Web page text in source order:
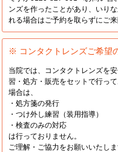
ンズを作ったことがあり、いり
れる場合はご予約を取らずにご来
※ コンタクトレンズご希望
当院では、コンタクトレンズを
習・処方・販売をセットで行っ
場合は、
・処方箋の発行
・つけ外し練習（装用指導）
・検査のみの対応
は行っておりません。
ご理解・ご協力をお願いいたしま